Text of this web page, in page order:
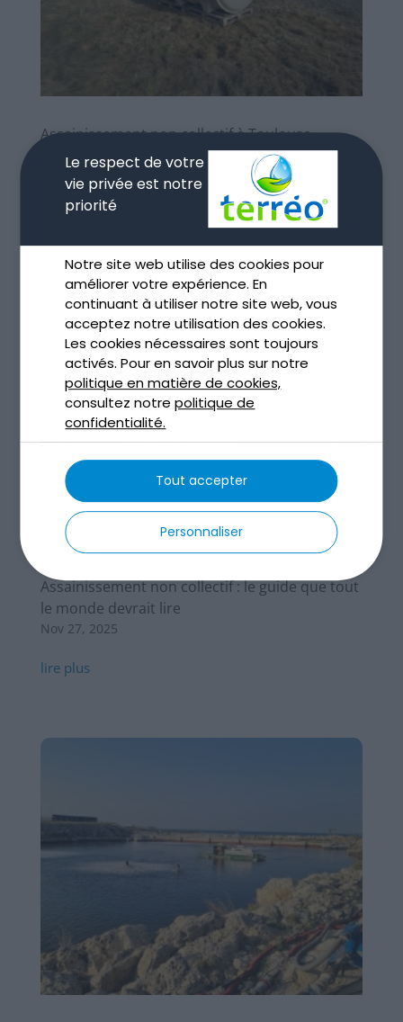
Le respect de votre
vie privée est notre
priorité
Notre site web utilise des cookies pour
améliorer votre expérience. En
continuant à utiliser notre site web, vous
acceptez notre utilisation des cookies.
Les cookies nécessaires sont toujours
activés. Pour en savoir plus sur notre
politique en matière de cookies,
consultez notrepolitique de
confidentialité.
Personnaliser
Tout accepter
Assainissement non collectif à Toulouse
Déc 4, 2025
lire plus
Assainissement non collectif : le guide que tout
le monde devrait lire
Nov 27, 2025
lire plus